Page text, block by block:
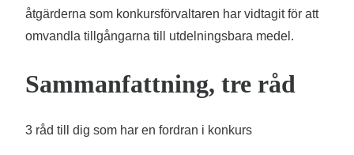
åtgärderna som konkursförvaltaren har vidtagit för att
omvandla tillgångarna till utdelningsbara medel.
Sammanfattning, tre råd
3 råd till dig som har en fordran i konkurs